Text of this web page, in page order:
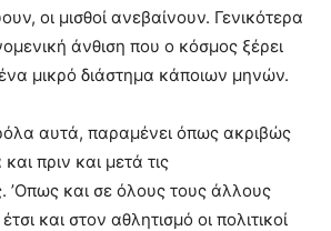
οι μισθοί ανεβαίνουν. Γενικότερα
άνθιση που ο κόσμος ξέρει
μικρό διάστημα κάποιων μηνών.
αυτά, παραμένει όπως ακριβώς
πριν και μετά τις
’Οπως και σε όλους τους άλλους
και στον αθλητισμό οι πολιτικοί